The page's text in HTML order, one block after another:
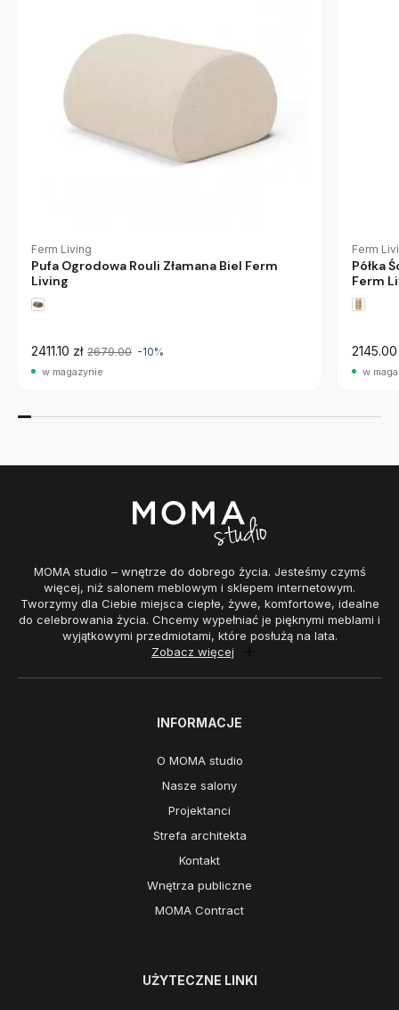
Ferm Living
Pufa Ogrodowa Rouli Złamana Biel Ferm
Living
2411.10 zł 2679.00 -10%
w magazynie
Ferm
Półka
Ferm
2145.00
w
MOMA studio – wnętrze do dobrego życia. Jesteśmy czymś
więcej, niż salonem meblowym i sklepem internetowym.
Tworzymy dla Ciebie miejsca ciepłe, żywe, komfortowe, idealne
do celebrowania życia. Chcemy wypełniać je pięknymi meblami i
wyjątkowymi przedmiotami, które posłużą na lata.
Zobacz więcej
INFORMACJE
O MOMA studio
Nasze salony
Projektanci
Strefa architekta
Kontakt
Wnętrza publiczne
MOMA Contract
UŻYTECZNE LINKI